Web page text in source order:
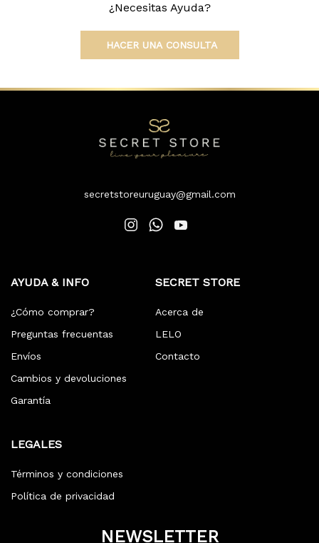
¿Necesitas Ayuda?
HACER UNA CONSULTA
secretstoreuruguay@gmail.com
AYUDA & INFO
¿Cómo comprar?
Preguntas frecuentas
Envíos
Cambios y devoluciones
Garantía
SECRET STORE
Acerca de
LELO
Contacto
LEGALES
Términos y condiciones
Política de privacidad
NEWSLETTER